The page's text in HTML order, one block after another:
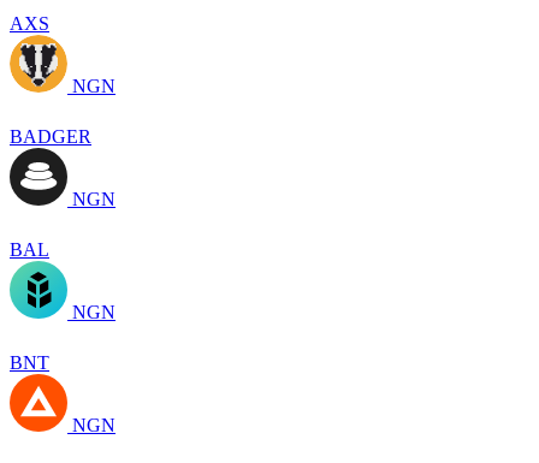
AXS
NGN
BADGER
NGN
BAL
NGN
BNT
NGN